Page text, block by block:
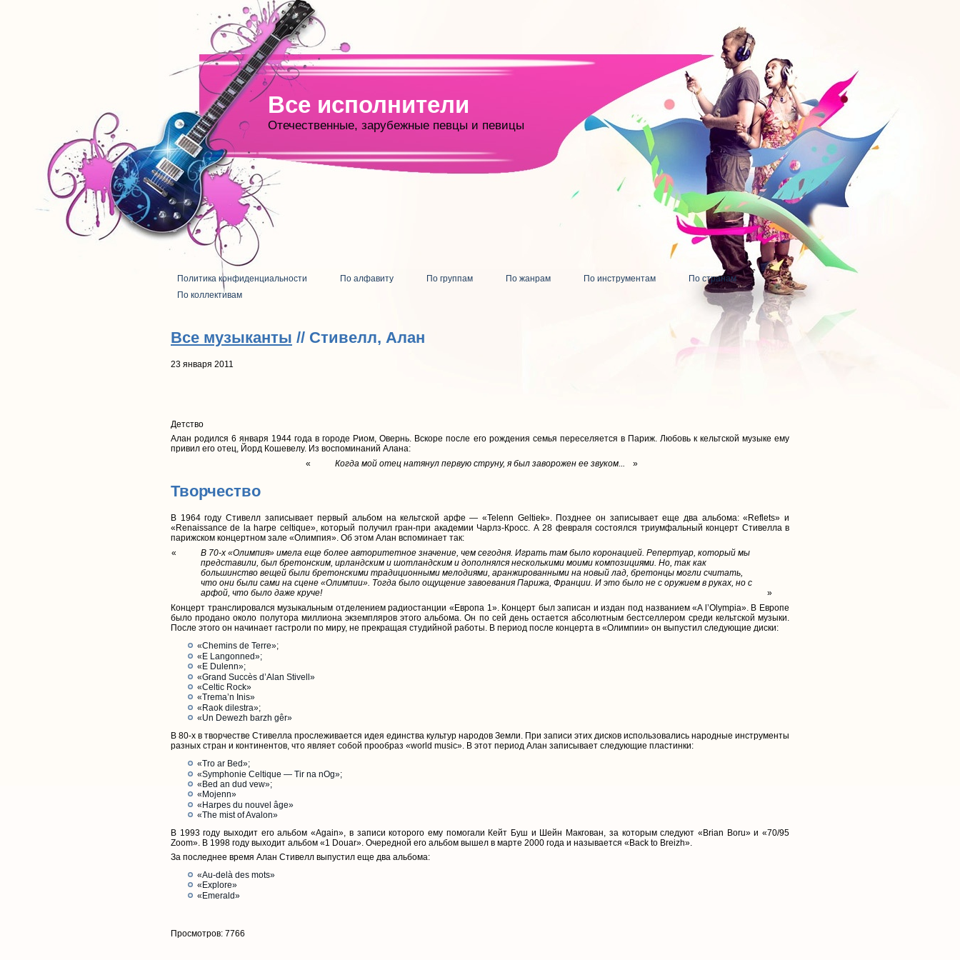
Все исполнители
Отечественные, зарубежные певцы и певицы
Политика конфиденциальности По алфавиту По группам По жанрам По инструментам
По странам
По коллективам
Все музыканты // Стивелл, Алан
23 января 2011
Детство
Алан родился 6 января 1944 года в городе Риом, Овернь. Вскоре после его рождения семья переселяется в Париж. Любовь к кельтской музыке ему
привил его отец, Йорд Кошевелу. Из воспоминаний Алана:
«
Когда мой отец натянул первую струну, я был заворожен ее звуком... »
Творчество
В 1964 году Стивелл записывает первый альбом на кельтской арфе — «Telenn Geltiek». Позднее он записывает еще два альбома: «Reflets» и
«Renaissance de la harpe celtique», который получил гран-при академии Чарлз-Кросс. А 28 февраля состоялся триумфальный концерт Стивелла в
парижском концертном зале «Олимпия». Об этом Алан вспоминает так:
«
В 70-х «Олимпия» имела еще более авторитетное значение, чем сегодня. Играть там было коронацией. Репертуар, который мы
представили, был бретонским, ирландским и шотландским и дополнялся несколькими моими композициями. Но, так как
большинство вещей были бретонскими традиционными мелодиями, аранжированными на новый лад, бретонцы могли считать,
что они были сами на сцене «Олимпии». Тогда было ощущение завоевания Парижа, Франции. И это было не с оружием в руках, но с
арфой, что было даже круче!
»
Концерт транслировался музыкальным отделением радиостанции «Европа 1». Концерт был записан и издан под названием «A l’Olympia». В Европе
было продано около полутора миллиона экземпляров этого альбома. Он по сей день остается абсолютным бестселлером среди кельтской музыки.
После этого он начинает гастроли по миру, не прекращая студийной работы. В период после концерта в «Олимпии» он выпустил следующие диски:
«Chemins de Terre»;
«E Langonned»;
«E Dulenn»;
«Grand Succès d’Alan Stivell»
«Celtic Rock»
«Trema’n Inis»
«Raok dilestra»;
«Un Dewezh barzh gêr»
В 80-х в творчестве Стивелла прослеживается идея единства культур народов Земли. При записи этих дисков использовались народные инструменты
разных стран и континентов, что являет собой прообраз «world music». В этот период Алан записывает следующие пластинки:
«Tro ar Bed»;
«Symphonie Celtique — Tir na nOg»;
«Bed an dud vew»;
«Mojenn»
«Harpes du nouvel âge»
«The mist of Avalon»
В 1993 году выходит его альбом «Again», в записи которого ему помогали Кейт Буш и Шейн Макгован, за которым следуют «Brian Boru» и «70/95
Zoom». В 1998 году выходит альбом «1 Douar». Очередной его альбом вышел в марте 2000 года и называется «Back to Breizh».
За последнее время Алан Стивелл выпустил еще два альбома:
«Au-delà des mots»
«Explore»
«Emerald»
Просмотров: 7766